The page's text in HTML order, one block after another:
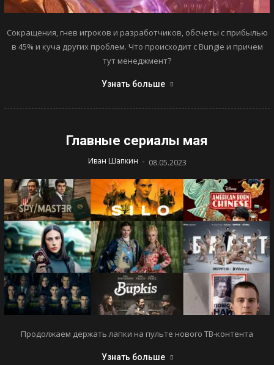
Сокращения, гнев игроков и разработчиков, обсчеты с прибылью
в 45% и куча других проблем. Что происходит с Bungie и причем
тут менеджмент?
Узнать больше
Главные сериалы мая
Иван Шапкин - 08.05.2023
Продолжаем держать лапки на пульте нового ТВ-контента
Узнать больше